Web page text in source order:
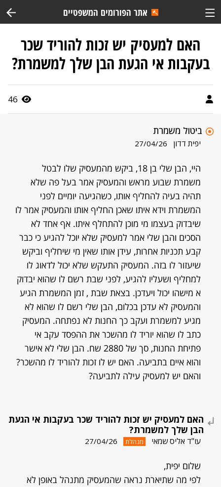
אתר הפורומים המשפטיים
האם למעסיק יש זכות להוריד שכר
בעקבות אי הגעת הבן שלך למשמרת?
46
ביטול משמרת
יפית דדון 27/04/26
היי, הבן שלי בן 18, ביקש מהמעסיק שלו לבטל
משמרת שבוע מראש והמעסיק אמר בעל פה שלא
תהיה בעיה להחליף אותו, כשהגיעה יומיים לפני
המשמרת וידא איתו שאכן החליף אותו והמעסיק אמר לו
שיבדוק בעצמו מי מוכן להתחלף איתו. אף אחד לא
הסכים והבן שלי אמר למעסיק שלא יוכל להגיע כי כבר
קבע תכניות אחרות, עידן אותו שאין מי שיחליף וביקש
שיעזור לו בזה. המעסיק התעקש שלא יכול לדאוג לו
למחליף ושעליו להגיע, לפני שבת רשם לו שהוא יבדוק
א מישהו יכול ויעדכן. בצאת שבת , זמן המשמרת הגיע
והמעסיק לא עדכן בכלום, הבן שלי רשם לו שהוא לא
מגיע למשמרת ועקב כך החנות לא נפתחה. המעסיק
כתב לו שהוא יוריד לו מהשכר את ההפסד עקב אי
פתיחת החנות, סך של 2880 שח. הבן שלי לא אישר
והוא איים בתביעה. האם יש לו זכות להוריד לו מהשכר?
והאם יש למעסיק עילה לתביעה?
האם למעסיק יש זכות להוריד שכר בעקבות אי הגעת
הבן שלך למשמרת?
עו"ד אליס שמאי מנהלת 27/04/26
שלום יפית,
לפי מה שתיארת נראה שהמעסיק מתנהל באופן לא